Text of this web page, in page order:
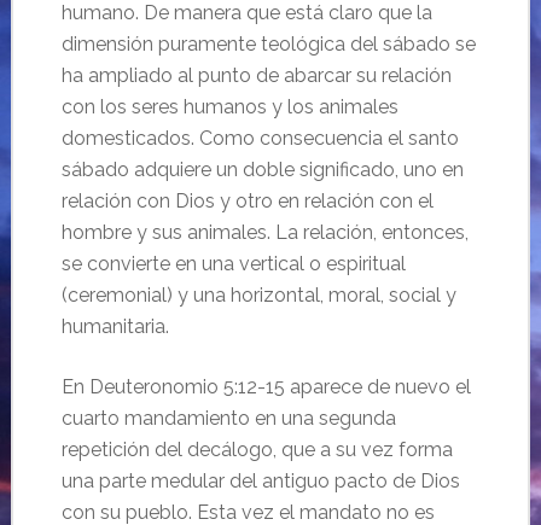
humano. De manera que está claro que la
dimensión puramente teológica del sábado se
ha ampliado al punto de abarcar su relación
con los seres humanos y los animales
domesticados. Como consecuencia el santo
sábado adquiere un doble significado, uno en
relación con Dios y otro en relación con el
hombre y sus animales. La relación, entonces,
se convierte en una vertical o espiritual
(ceremonial) y una horizontal, moral, social y
humanitaria.
En Deuteronomio 5:12-15 aparece de nuevo el
cuarto mandamiento en una segunda
repetición del decálogo, que a su vez forma
una parte medular del antiguo pacto de Dios
con su pueblo. Esta vez el mandato no es